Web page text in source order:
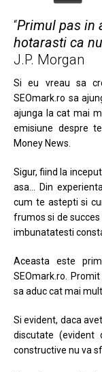
“Primul pas in
hotarasti ca
J.P. Morgan
Si eu vreau sa
SEOmark.ro sa
ajunga la cat mai
emisiune despre
Money News.
Sigur, fiind la
asa… Din
cum te astepti si
frumos si de
imbunatatesti
Aceasta este
SEOmark.ro.
sa aduc cat mai
Si evident, daca
discutate (evident
constructive nu va